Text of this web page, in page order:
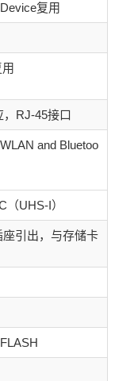
复用
，RJ-45接口
and Bluetoo
UHS-I）
引出，与存储卡